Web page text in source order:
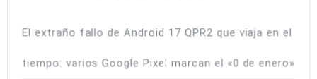
El extraño fallo de Android 17 QPR2 que viaja en el
tiempo: varios Google Pixel marcan el «0 de enero»